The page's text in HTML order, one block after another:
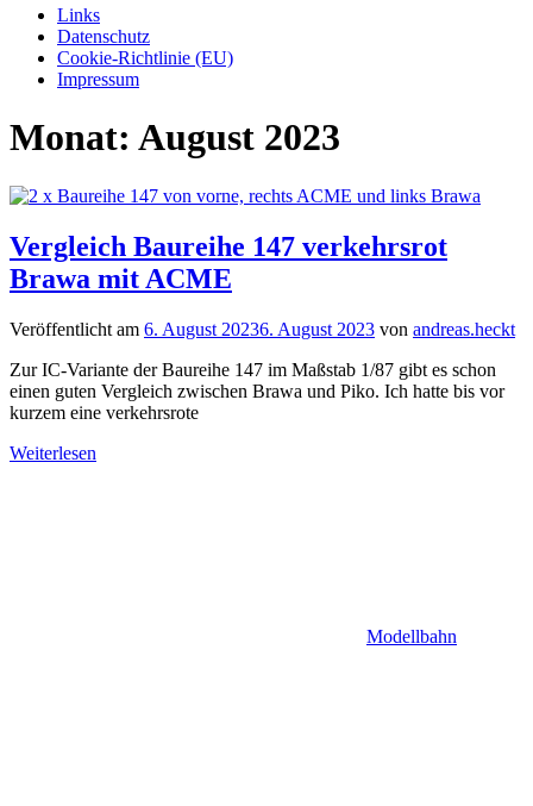
Links
Datenschutz
Cookie-Richtlinie (EU)
Impressum
Monat: August 2023
Vergleich Baureihe 147 verkehrsrot
Brawa mit ACME
Veröffentlicht am 6. August 20236. August 2023 von andreas.heckt
Zur IC-Variante der Baureihe 147 im Maßstab 1/87 gibt es schon
einen guten Vergleich zwischen Brawa und Piko. Ich hatte bis vor
kurzem eine verkehrsrote
Weiterlesen
Modellbahn